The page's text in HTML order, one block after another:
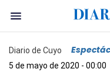
Diario de Cuyo
5 de mayo de 2020 - 00:00